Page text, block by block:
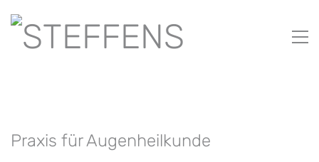
Praxis für Augenheilkunde